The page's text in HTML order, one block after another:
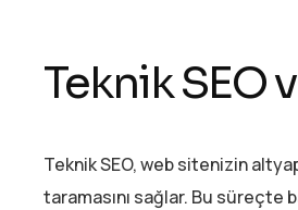
Teknik SEO
Teknik SEO, web sitenizin
taramasını sağlar. Bu süreçte